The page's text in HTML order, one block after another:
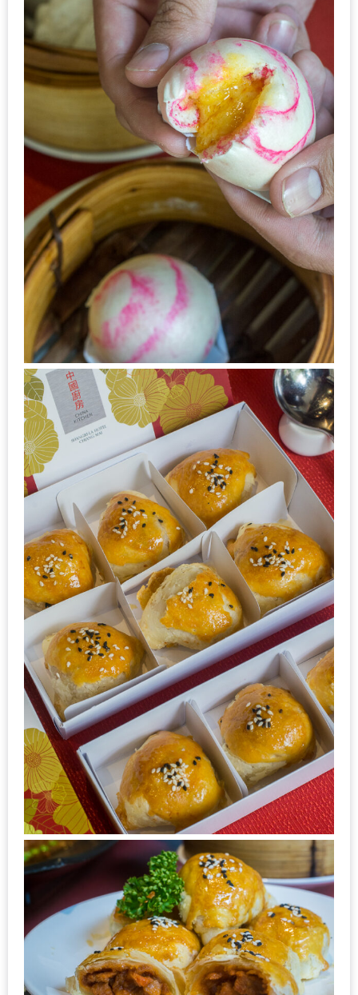
เอ่ย
ที่สุด?
งาน
บ้าน
ที่
ทุก
คน
ต้อง
พบ
สินค้า
เรื่อง
บ้าน
คุ้ม
ครบ
จบ
เดียว
HOMEPRO
FAIR
2017
เชียงใหม่
จัด
เต็ม
กับ
แผนที่
ร้าน
หมู
กระทะ
ทั่ว
เชียงใหม่
งบ
ไม่
บาน
ปลาย
อิ่ม
ลล์
ไม่
เกิน